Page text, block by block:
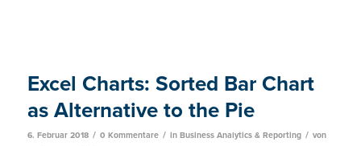
Excel Charts: Sorted Bar Chart
as Alternative to the Pie
6. Februar 2018 / 0 Kommentare / in Business Analytics & Reporting / von